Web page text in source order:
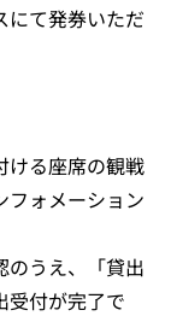
にて発券いただ
ける座席の観戦
フォメーション
のうえ、「貸出
受付が完了で